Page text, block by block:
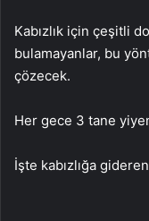
Kabızlık için çeşitli
bulamayanlar, bu
çözecek.
Her gece 3 tane
İşte kabızlığa